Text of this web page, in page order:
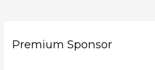
Premium Sponsor